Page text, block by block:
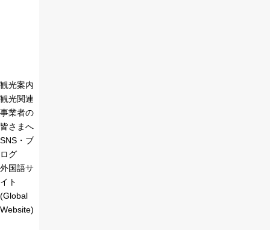
観光案内
観光関連
事業者の
皆さまへ
SNS・ブ
ログ
外国語サ
イト
(Global
Website)